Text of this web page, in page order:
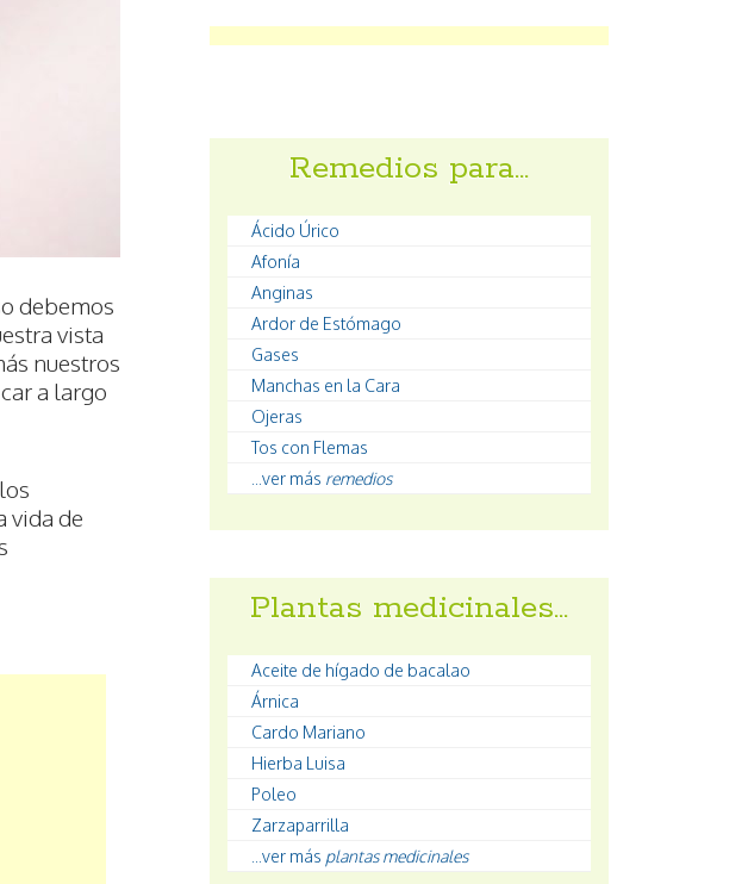
debemos
vista
nuestros
a largo
vida de
Remedios para…
Ácido Úrico
Afonía
Anginas
Ardor de Estómago
Gases
Manchas en la Cara
Ojeras
Tos con Flemas
...ver más remedios
Plantas medicinales…
Aceite de hígado de bacalao
Árnica
Cardo Mariano
Hierba Luisa
Poleo
Zarzaparrilla
...ver más plantas medicinales